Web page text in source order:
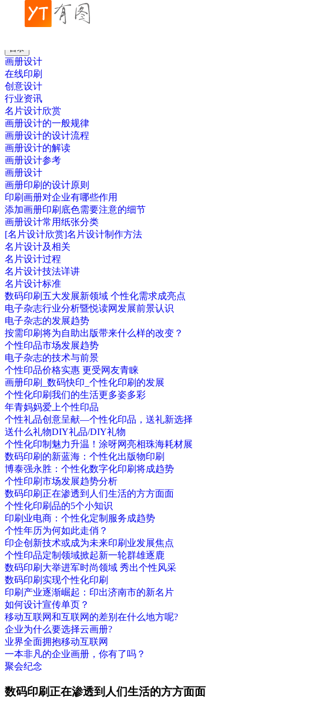
帮助中心
行业资讯
目录
画册设计
在线印刷
创意设计
行业资讯
名片设计欣赏
画册设计的一般规律
画册设计的设计流程
画册设计的解读
画册设计参考
画册设计
画册印刷的设计原则
印刷画册对企业有哪些作用
添加画册印刷底色需要注意的细节
画册设计常用纸张分类
[名片设计欣赏]名片设计制作方法
名片设计及相关
名片设计过程
名片设计技法详讲
名片设计标准
数码印刷五大发展新领域 个性化需求成亮点
电子杂志行业分析暨悦读网发展前景认识
电子杂志的发展趋势
按需印刷将为自助出版带来什么样的改变？
个性印品市场发展趋势
电子杂志的技术与前景
个性印品价格实惠 更受网友青睐
画册印刷_数码快印_个性化印刷的发展
个性化印刷我们的生活更多姿多彩
年青妈妈爱上个性印品
个性礼品创意呈献—个性化印品，送礼新选择
送什么礼物DIY礼品/DIY礼物
个性化印制魅力升温！涂呀网亮相珠海耗材展
数码印刷的新蓝海：个性化出版物印刷
博泰强永胜：个性化数字化印刷将成趋势
个性印刷市场发展趋势分析
数码印刷正在渗透到人们生活的方方面面
个性化印刷品的5个小知识
印刷业电商：个性化定制服务成趋势
个性年历为何如此走俏？
印企创新技术或成为未来印刷业发展焦点
个性印品定制领域掀起新一轮群雄逐鹿
数码印刷大举进军时尚领域 秀出个性风采
数码印刷实现个性化印刷
印刷产业逐渐崛起：印出济南市的新名片
如何设计宣传单页？
移动互联网和互联网的差别在什么地方呢?
企业为什么要选择云画册?
业界全面拥抱移动互联网
一本非凡的企业画册，你有了吗？
聚会纪念
数码印刷正在渗透到人们生活的方方面面